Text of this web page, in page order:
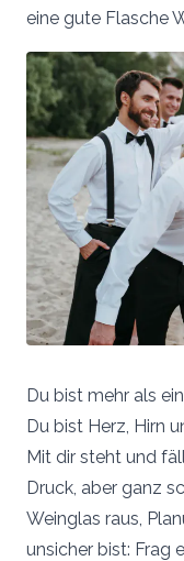
eine gute Flasche
Du bist mehr als
Du bist Herz, Hirn
Mit dir steht und
Druck, aber ganz
Weinglas raus,
unsicher bist: Frag